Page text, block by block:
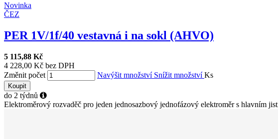
Novinka
ČEZ
PER 1V/1f/40 vestavná i na sokl (AHVO)
5 115,88 Kč
4 228,00 Kč bez DPH
Změnit počet
Navýšit množství Snížit množstvíKs
Koupit
do 2 týdnů
Elektroměrový rozvaděč pro jeden jednosazbový jednofázový elektroměr s hlavním